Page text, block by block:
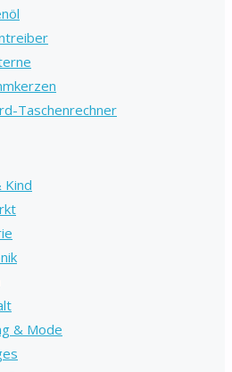
Taschenrechner
Kind
& Mode